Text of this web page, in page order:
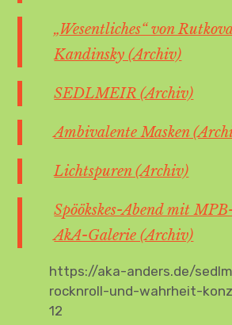
„Wesentliches“ von
Kandinsky (Archiv)
SEDLMEIR (Archiv)
Ambivalente Masken
Lichtspuren (Archiv)
Spöökskes-Abend mit
AkA-Galerie (Archiv)
https://aka-anders.de/
rocknroll-und-wahrheit-
12